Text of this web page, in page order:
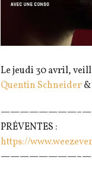
Le jeudi 30 avril,
Quentin Schneider&
————————–
PRÉVENTES :
https://
————————–